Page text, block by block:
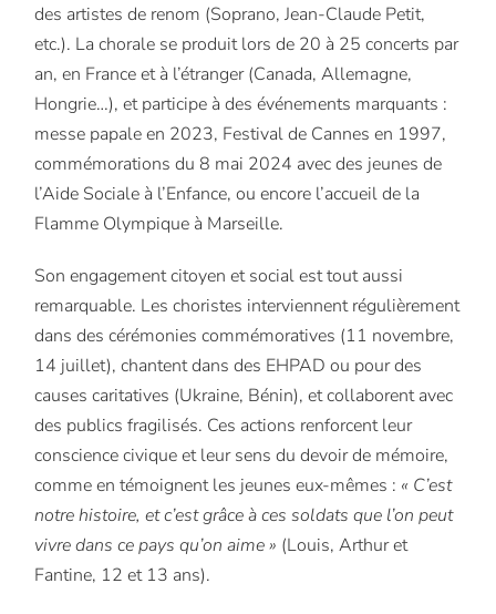
des artistes de renom (Soprano, Jean-Claude Petit,
etc.). La chorale se produit lors de 20 à 25 concerts par
an, en France et à l’étranger (Canada, Allemagne,
Hongrie…), et participe à des événements marquants :
messe papale en 2023, Festival de Cannes en 1997,
commémorations du 8 mai 2024 avec des jeunes de
l’Aide Sociale à l’Enfance, ou encore l’accueil de la
Flamme Olympique à Marseille.
Son engagement citoyen et social est tout aussi
remarquable. Les choristes interviennent régulièrement
dans des cérémonies commémoratives (11 novembre,
14 juillet), chantent dans des EHPAD ou pour des
causes caritatives (Ukraine, Bénin), et collaborent avec
des publics fragilisés. Ces actions renforcent leur
conscience civique et leur sens du devoir de mémoire,
comme en témoignent les jeunes eux-mêmes : « C’est
notre histoire, et c’est grâce à ces soldats que l’on peut
vivre dans ce pays qu’on aime » (Louis, Arthur et
Fantine, 12 et 13 ans).